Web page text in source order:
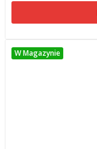
W Magazynie